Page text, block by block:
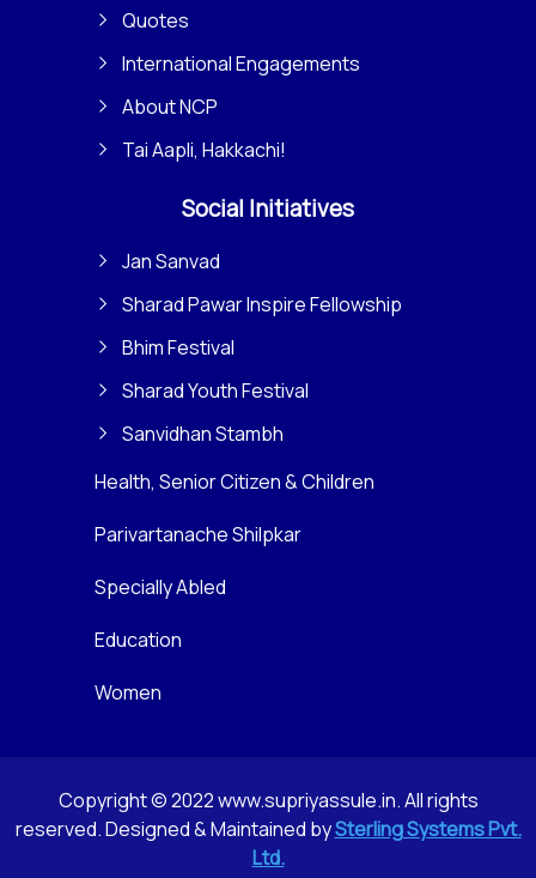
Quotes
International Engagements
About NCP
Tai Aapli, Hakkachi!
Social Initiatives
Jan Sanvad
Sharad Pawar Inspire Fellowship
Bhim Festival
Sharad Youth Festival
Sanvidhan Stambh
Health, Senior Citizen & Children
Parivartanache Shilpkar
Specially Abled
Education
Women
Copyright © 2022 www.supriyassule.in. All rights
reserved. Designed & Maintained bySterling Systems Pvt.
Ltd.